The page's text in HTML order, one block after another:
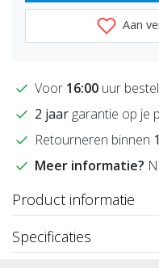
Aan
Voor 16:00 uur
2 jaar garantie op je
Retourneren binnen
Meer informatie?
Product informatie
Specificaties